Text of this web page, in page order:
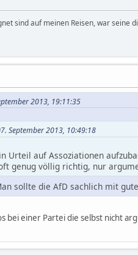
sind auf meinen Reisen, war seine
2013, 19:11:35
September 2013, 10:49:18
Urteil auf Assoziationen
genug völlig richtig, nur
sollte die AfD sachlich mit
bei einer Partei die selbst nicht